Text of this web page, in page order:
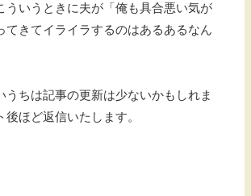
ういうときに夫が「俺も具合悪い気が
てきてイライラするのはあるあるなん
うちは記事の更新は少ないかもしれま
ほど返信いたします。